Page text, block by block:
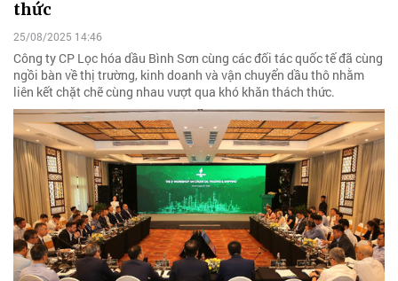
thức
25/08/2025 14:46
Công ty CP Lọc hóa dầu Bình Sơn cùng các đối tác quốc tế đã cùng
ngồi bàn về thị trường, kinh doanh và vận chuyển dầu thô nhằm
liên kết chặt chẽ cùng nhau vượt qua khó khăn thách thức.